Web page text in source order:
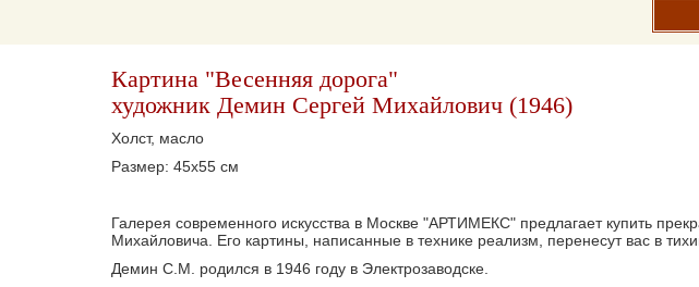
Картина "Весенняя дорога"
художник Демин Сергей Михайлович (1946)
Холст, масло
Размер: 45х55 см
Галерея современного искусства в Москве "АРТИМЕКС" предлагает купить
Михайловича. Его картины, написанные в технике реализм, перенесут вас в
Демин С.М. родился в 1946 году в Электрозаводске.